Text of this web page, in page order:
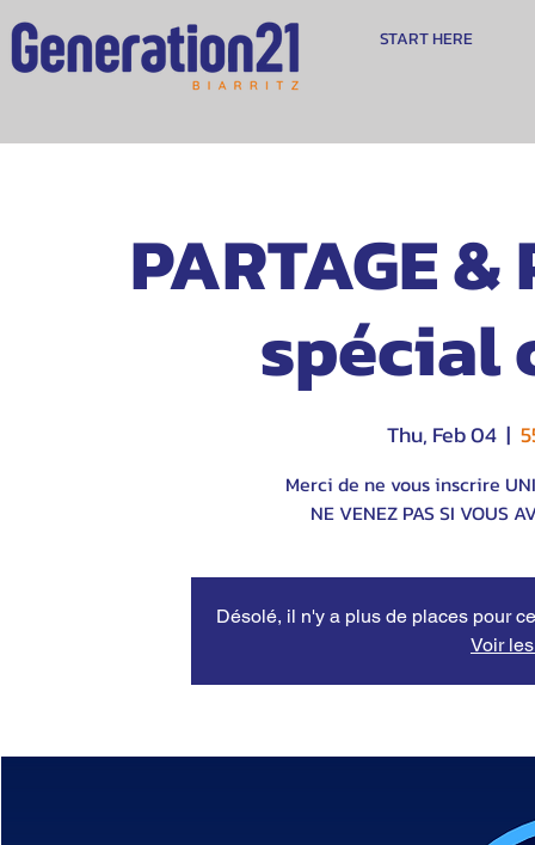
START HERE
PARTAGE
spécial
Thu, Feb 04
  |
Merci de ne vous inscrire
NE VENEZ PAS SI VOUS
Désolé, il n'y a plus de places pour
Voir